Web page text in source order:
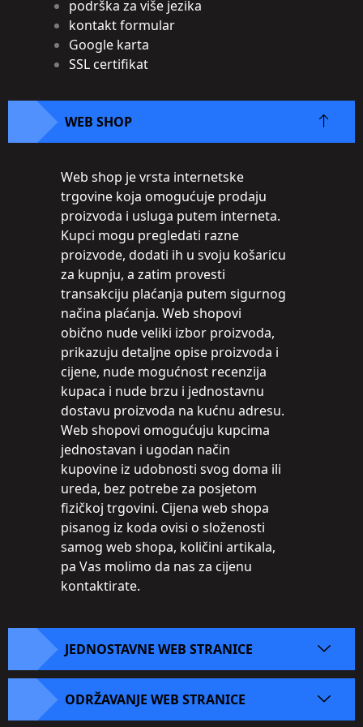
podrška za više jezika
kontakt formular
Google karta
SSL certifikat
WEB SHOP
Web shop je vrsta internetske
trgovine koja omogućuje prodaju
proizvoda i usluga putem interneta.
Kupci mogu pregledati razne
proizvode, dodati ih u svoju košaricu
za kupnju, a zatim provesti
transakciju plaćanja putem sigurnog
načina plaćanja. Web shopovi
obično nude veliki izbor proizvoda,
prikazuju detaljne opise proizvoda i
cijene, nude mogućnost recenzija
kupaca i nude brzu i jednostavnu
dostavu proizvoda na kućnu adresu.
Web shopovi omogućuju kupcima
jednostavan i ugodan način
kupovine iz udobnosti svog doma ili
ureda, bez potrebe za posjetom
fizičkoj trgovini. Cijena web shopa
pisanog iz koda ovisi o složenosti
samog web shopa, količini artikala,
pa Vas molimo da nas za cijenu
kontaktirate.
JEDNOSTAVNE WEB STRANICE
ODRŽAVANJE WEB STRANICE